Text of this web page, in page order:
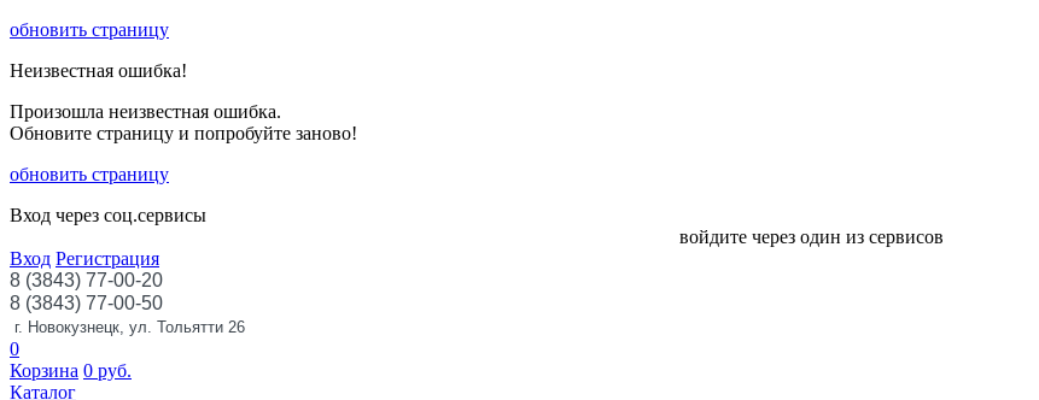
обновить страницу
Неизвестная ошибка!
Произошла неизвестная ошибка.
Обновите страницу и попробуйте заново!
обновить страницу
Вход через соц.сервисы
войдите через один из сервисов
Вход Регистрация
8 (3843) 77-00-20
8 (3843) 77-00-50
г. Новокузнецк, ул. Тольятти 26
0
Корзина 0 руб.
Каталог